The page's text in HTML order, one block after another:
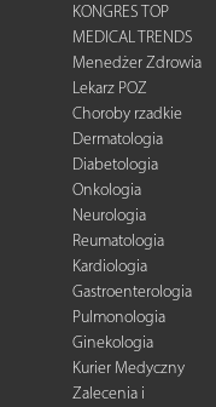
KONGRES TOP
MEDICAL TRENDS
Menedżer Zdrowia
Lekarz POZ
Choroby rzadkie
Dermatologia
Diabetologia
Onkologia
Neurologia
Reumatologia
Kardiologia
Gastroenterologia
Pulmonologia
Ginekologia
Kurier Medyczny
Zalecenia i